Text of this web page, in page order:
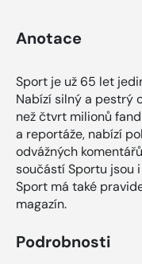
Anotace
Sport je už 65 let
Nabízí silný a pestrý
než čtvrt milionů
a reportáže, nabízí
odvážných
součástí Sportu jsou
Sport má také
magazín.
Podrobnosti